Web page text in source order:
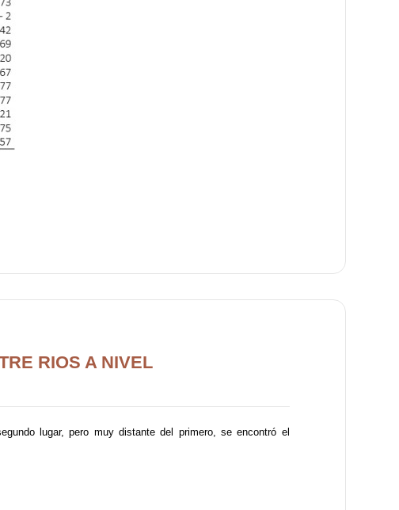
RIOS A NIVEL
lugar, pero muy distante del primero, se encontró el